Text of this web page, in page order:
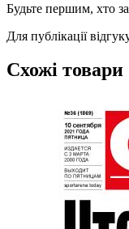
Будьте першим, хто
Для публікації
Схожі товари